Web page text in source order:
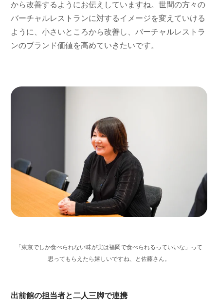
から改善するようにお伝えしていますね。世間の方々の
バーチャルレストランに対するイメージを変えていける
ように、小さいところから改善し、バーチャルレストラ
ンのブランド価値を高めていきたいです。
「東京でしか食べられない味が実は福岡で食べられるっていいな」って
思ってもらえたら嬉しいですね、と佐藤さん。
出前館の担当者と二人三脚で連携